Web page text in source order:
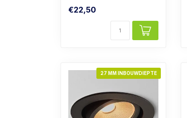
* Zwart armatuur
€22,50
27 MM INBOUWDIEPTE